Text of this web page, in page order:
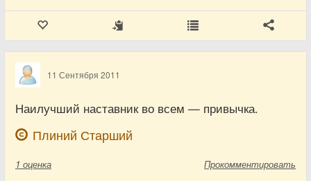
11 Сентября 2011
Наилучший наставник во всем — привычка.
Плиний Старший
1 оценка Прокомментировать